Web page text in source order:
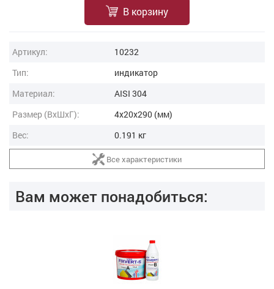
В корзину
Артикул:
10232
Тип:
индикатор
Материал:
AISI 304
Размер (ВxШxГ):
4x20x290 (мм)
Вес:
0.191 кг
Все характеристики
Вам может понадобиться: